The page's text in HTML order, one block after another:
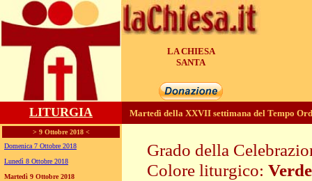
LA CHIESA
GENERA
LITURGIA
> 9 Ottobre 2018 <
Domenica 7 Ottobre 2018
Lunedì 8 Ottobre 2018
Martedì 9 Ottobre 2018
Martedì della XXVII settimana del Tempo
Grado della
Colore liturgico: Verde